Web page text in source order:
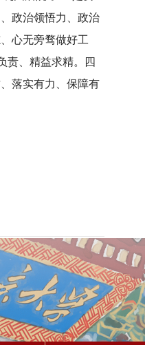
政治领悟力、政治
心无旁骛做好工
责、精益求精。四
落实有力、保障有
立和践行正确政绩观学习教